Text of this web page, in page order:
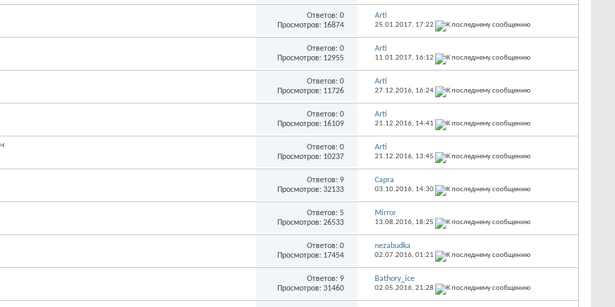
Ответов: 0
Просмотров: 16874
Arti
25.01.2017, 17:22
Ответов: 0
Просмотров: 12955
Arti
11.01.2017, 16:12
Ответов: 0
Просмотров: 11726
Arti
27.12.2016, 16:24
Ответов: 0
Просмотров: 16109
Arti
21.12.2016, 14:41
Ответов: 0
Просмотров: 10237
Arti
21.12.2016, 13:45
Ответов: 9
Просмотров: 32133
Capra
03.10.2016, 14:30
Ответов: 5
Просмотров: 26533
Mirror
13.08.2016, 18:25
Ответов: 0
Просмотров: 17454
nezabudka
02.07.2016, 01:21
Ответов: 9
Просмотров: 31460
Bathory_ice
02.05.2016, 21:28